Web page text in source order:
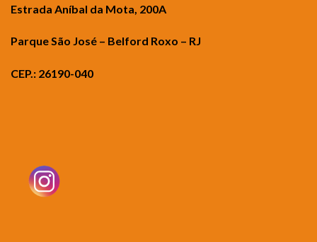
Estrada Aníbal da Mota, 200A
Parque São José – Belford Roxo – RJ
CEP.: 26190-040